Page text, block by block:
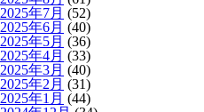
2025年7月 (52)
2025年6月 (40)
2025年5月 (36)
2025年4月 (33)
2025年3月 (40)
2025年2月 (31)
2025年1月 (44)